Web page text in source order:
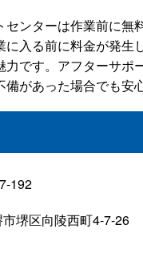
センターは作業前に無
に入る前に料金が発生
力です。アフターサポ
があった場合でも安
192
堺区向陵西町4-7-26